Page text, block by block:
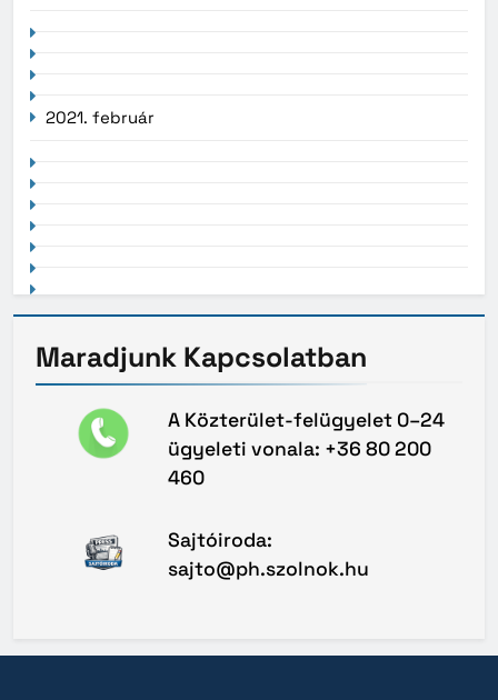
2021. február
Maradjunk Kapcsolatban
A Közterület-felügyelet 0–24
ügyeleti vonala: +36 80 200
460
Sajtóiroda:
sajto@ph.szolnok.hu